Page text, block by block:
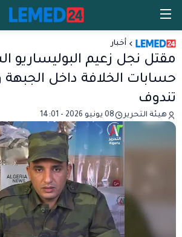
أخبار
مقتل نجل زعيم البوليساريو
حسابات الخلافة داخل
تندوف
هيئة التحرير 08 يونيو 2026 - 14:01